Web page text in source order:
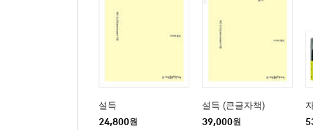
설득
24,800원
설득 (큰글자책)
39,000원